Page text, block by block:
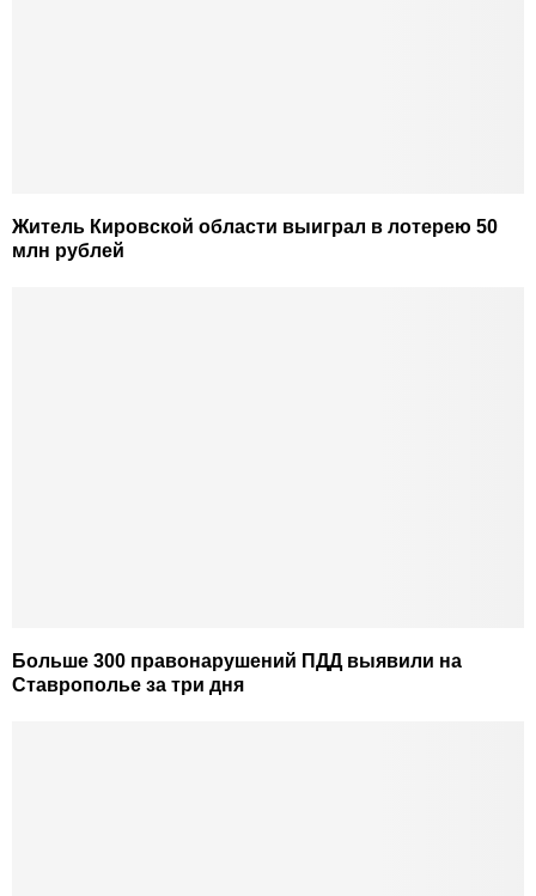
Житель Кировской области выиграл в лотерею 50
млн рублей
Больше 300 правонарушений ПДД выявили на
Ставрополье за три дня